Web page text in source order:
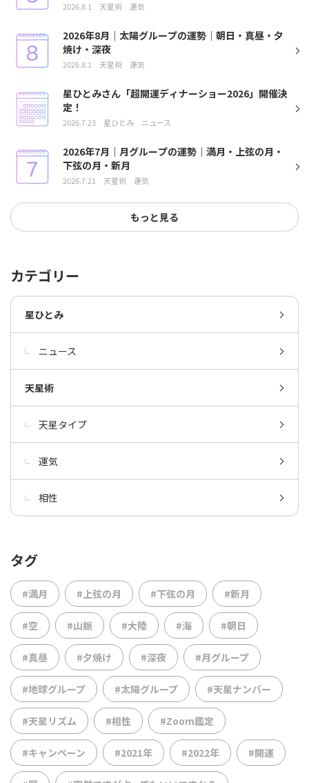
2026.8.1 天星術 運気
2026年8月｜太陽グループの運勢｜朝日・真昼・夕
焼け・深夜
2026.8.1 天星術 運気
星ひとみさん「超開運ディナーショー2026」開催決
定！
2026.7.23 星ひとみ ニュース
2026年7月｜月グループの運勢｜満月・上弦の月・
下弦の月・新月
2026.7.21 天星術 運気
もっと見る
カテゴリー
星ひとみ
ニュース
天星術
天星タイプ
運気
相性
タグ
#満月 #上弦の月 #下弦の月 #新月
#空 #山脈 #大陸 #海 #朝日
#真昼 #夕焼け #深夜 #月グループ
#地球グループ #太陽グループ #天星ナンバー
#天星リズム #相性 #Zoom鑑定
#キャンペーン #2021年 #2022年 #開運